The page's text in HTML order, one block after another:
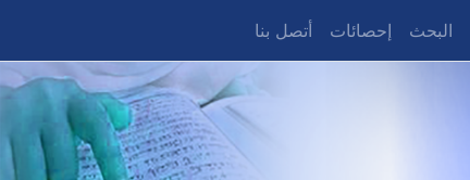
البحث إحصائات أتصل بنا